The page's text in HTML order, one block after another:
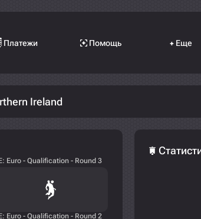
Платежи Помощь + Еще
Ireland
Euro - Qualification - Round 3
Euro - Qualification - Round 2